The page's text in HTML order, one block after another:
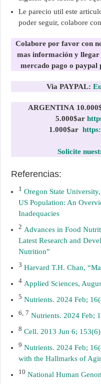
Le parecio util este
poder seguir, colabore
Colabore por favor con
mas información y llegar
mercado pago o paypal
Via PAYPAL:
ARGENTINA
5.000$ar
1.000$ar
Solicite
Referencias:
1 Oregon State
US Population: An
Inadequacies
2 Advances in Food
Latest Research and
Nutrition”
3 Harvard T.H. Chan,
4 Applied Sciences,
5 Nutrients. 2024 Feb;
6, 7 Nutrients. 2024 Feb;
8 Cell. 2013 Jun 6;
9 Nutrients. 2024 Feb;
with the Hallmarks of
10 National Human